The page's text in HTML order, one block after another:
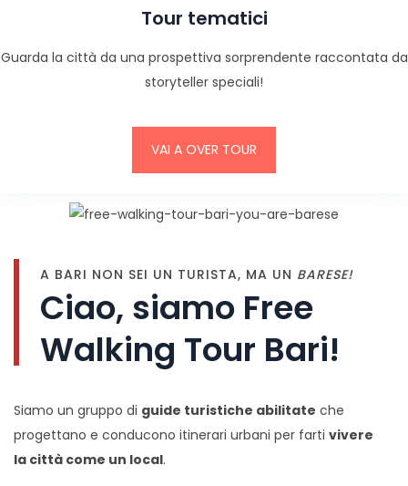
Tour tematici
Guarda la città da una prospettiva sorprendente raccontata da
storyteller speciali!
VAI A OVER TOUR
A BARI NON SEI UN TURISTA, MA UN BARESE!
Ciao, siamo Free
Walking Tour Bari!
Siamo un gruppo di guide turistiche abilitate che
progettano e conducono itinerari urbani per farti vivere
la città come un local.